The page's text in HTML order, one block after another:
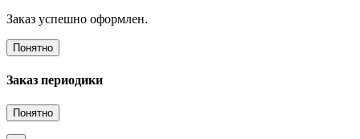
Заказ успешно оформлен.
Понятно
Заказ периодики
Понятно